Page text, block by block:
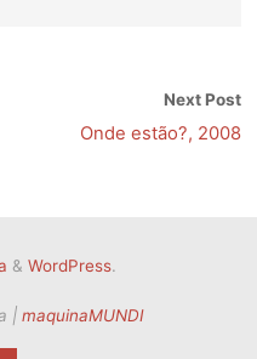
Next Post
Onde estão?, 2008
& WordPress.
| maquinaMUNDI